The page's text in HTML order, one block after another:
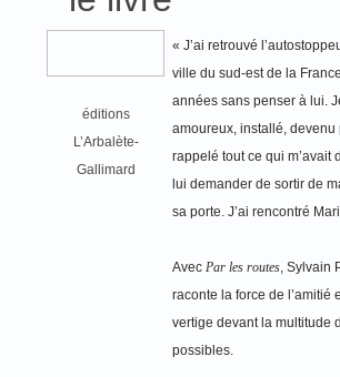
éditions
L’Arbalète-
Gallimard
« J’ai retrouvé
ville du sud-est de la
années sans penser à lui.
amoureux, installé, devenu
rappelé tout ce qui m’avait
lui demander de sortir de
sa porte. J’ai rencontré
Avec Par les routes, Sylvain
raconte la force de l’amitié
vertige devant la multitude
possibles.